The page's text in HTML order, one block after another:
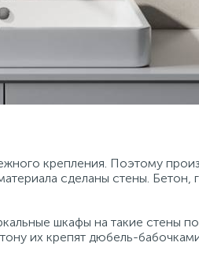
крепления. Поэтому
сделаны стены. Бетон,
шкафы на такие
их крепят дюбель-